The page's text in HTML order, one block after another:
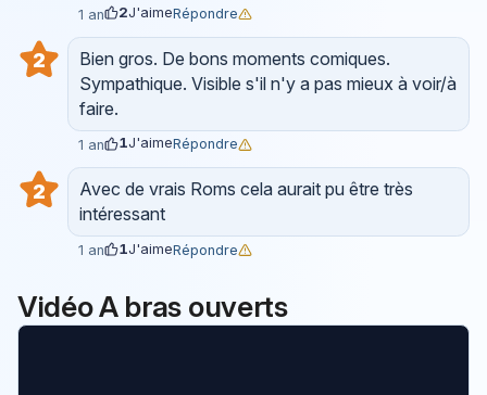
1 an 2J'aimeRépondre
2
Bien gros. De bons moments comiques.
Sympathique. Visible s'il n'y a pas mieux à voir/à
faire.
1 an 1J'aimeRépondre
2
Avec de vrais Roms cela aurait pu être très
intéressant
1 an 1J'aimeRépondre
Vidéo A bras ouverts